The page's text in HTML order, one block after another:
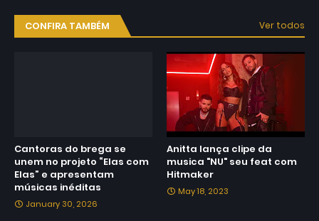
CONFIRA TAMBÉM Ver todos
Cantoras do brega se
unem no projeto “Elas com
Elas” e apresentam
músicas inéditas
January 30, 2026
Anitta lança clipe da
musica "NU" seu feat com
Hitmaker
May 18, 2023